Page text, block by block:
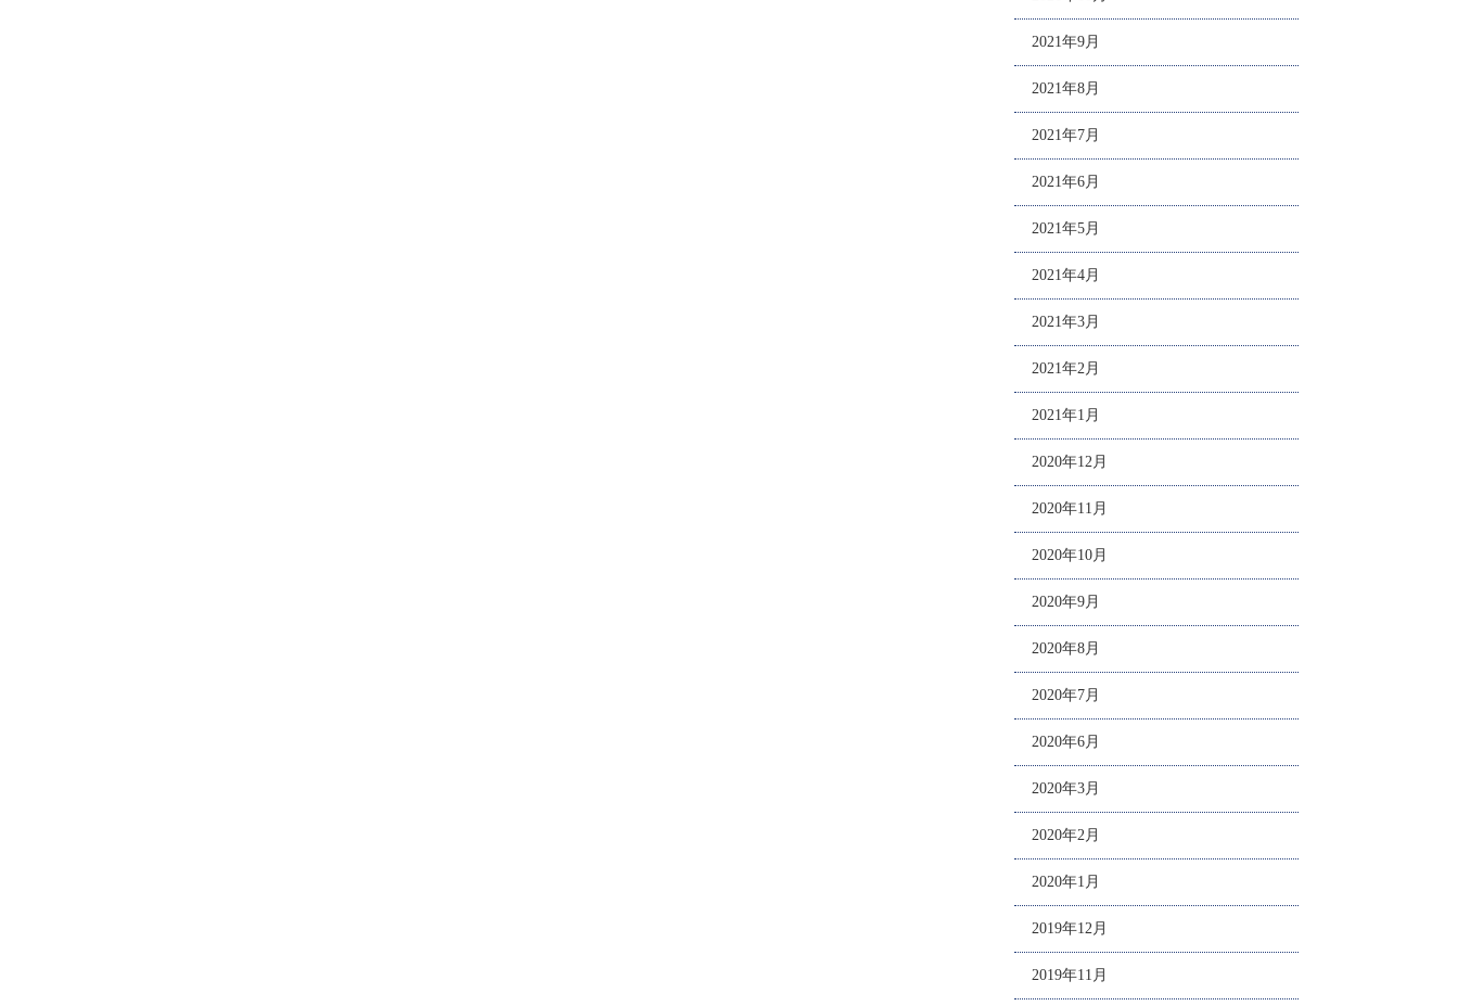
2021年9月
2021年8月
2021年7月
2021年6月
2021年5月
2021年4月
2021年3月
2021年2月
2021年1月
2020年12月
2020年11月
2020年10月
2020年9月
2020年8月
2020年7月
2020年6月
2020年3月
2020年2月
2020年1月
2019年12月
2019年11月